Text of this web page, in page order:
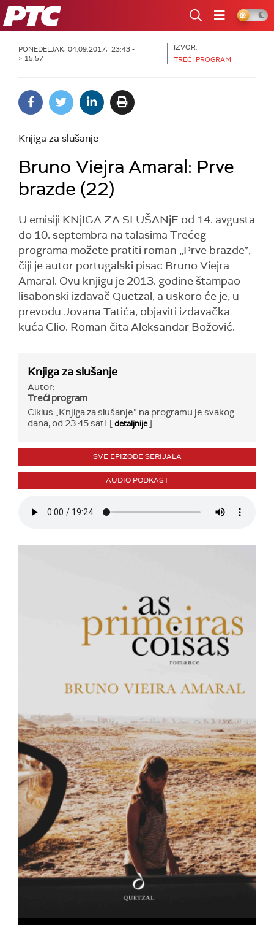
RTS
PONEDELJAK, 04.09.2017, 23:43 -
> 15:57
IZVOR:
TREĆI PROGRAM
Knjiga za slušanje
Bruno Viejra Amaral: Prve
brazde (22)
U emisiji KNjIGA ZA SLUŠANjE od 14. avgusta
do 10. septembra na talasima Trećeg
programa možete pratiti roman „Prve brazde”,
čiji je autor portugalski pisac Bruno Viejra
Amaral. Ovu knjigu je 2013. godine štampao
lisabonski izdavač Quetzal, a uskoro će je, u
prevodu Jovana Tatića, objaviti izdavačka
kuća Clio. Roman čita Aleksandar Božović.
Knjiga za slušanje
Autor:
Treći program
Ciklus „Knjiga za slušanje” na programu je svakog
dana, od 23.45 sati. [detaljnije]
SVE EPIZODE SERIJALA
AUDIO PODKAST